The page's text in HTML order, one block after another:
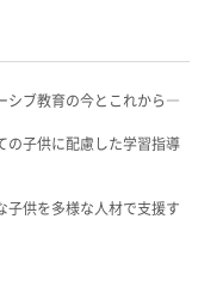
ブ教育の今とこれから―
子供に配慮した学習指導
供を多様な人材で支援す